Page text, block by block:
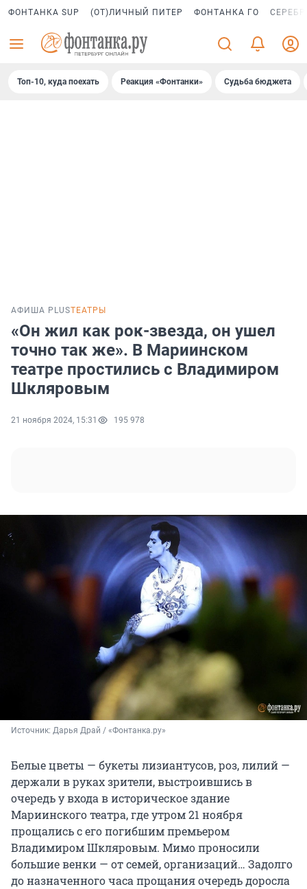
ФОНТАНКА SUP (ОТ)ЛИЧНЫЙ ПИТЕР ФОНТАНКА ГО
Топ-10, куда поехать Реакция «Фонтанки» Судьба бюджета
АФИША PLUSТЕАТРЫ
«Он жил как рок-звезда, он ушел
точно так же». В Мариинском
театре простились с Владимиром
Шкляровым
21 ноября 2024, 15:31 195 978
Источник: Дарья Драй / «Фонтанка.ру»
Белые цветы — букеты лизиантусов, роз, лилий —
держали в руках зрители, выстроившись в
очередь у входа в историческое здание
Мариинского театра, где утром 21 ноября
прощались с его погибшим премьером
Владимиром Шкляровым. Мимо проносили
большие венки — от семей, организаций… Задолго
до назначенного часа прощания очередь доросла